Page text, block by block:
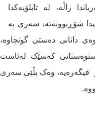
زاڵە، لە تابلۆیەکدا
شۆڕبوونەتە، سەری بە
دانانی دەستی گونجاوە،
کەسێک لەئاست
فیگەرەیە، وەک بڵێی سەری